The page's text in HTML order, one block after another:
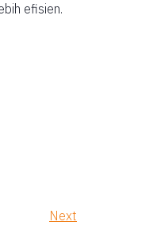
efisien.
Next